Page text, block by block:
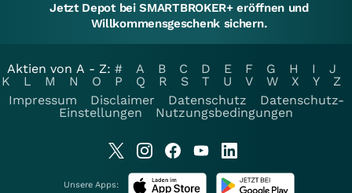
Jetzt Depot bei SMARTBROKER+ eröffnen und
Willkommensgeschenk sichern.
Aktien von A - Z: # A B C D E F G H I
J
K
L M N O P Q R S T U V W X Y
Z
Impressum
Disclaimer Datenschutz
Datenschutz-
Einstellungen
Nutzungsbedingungen
Unsere Apps: